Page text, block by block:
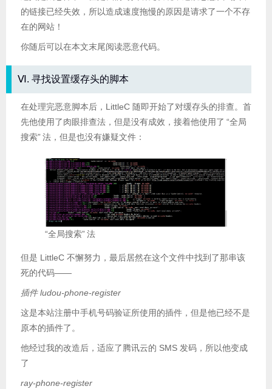
的链接已经失效，所以造成速度拖慢的原因是请求了一个不存
在的网站！
你随后可以在本文末尾阅读恶意代码。
Ⅵ. 寻找设置缓存头的脚本
在处理完恶意脚本后，LittleC 随即开始了对缓存头的排查。首
先他使用了肉眼排查法，但是没有成效，接着他使用了 “全局
搜索”法，但是也没有嫌疑文件：
“全局搜索”法
但是 LittleC 不懈努力，最后居然在这个文件中找到了那串该
死的代码——
插件 ludou-phone-register
这是本站注册中手机号码验证所使用的插件，但是他已经不是
原本的插件了。
他经过我的改造后，适应了腾讯云的 SMS 发码，所以他变成
了
ray-phone-register